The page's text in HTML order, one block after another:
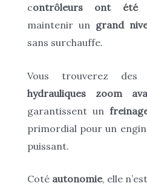
contrôleurs ont été
maintenir un grand
sans surchauffe.
Vous trouverez des
hydrauliques zoom
garantissent un
primordial pour un
puissant.
Coté autonomie, elle